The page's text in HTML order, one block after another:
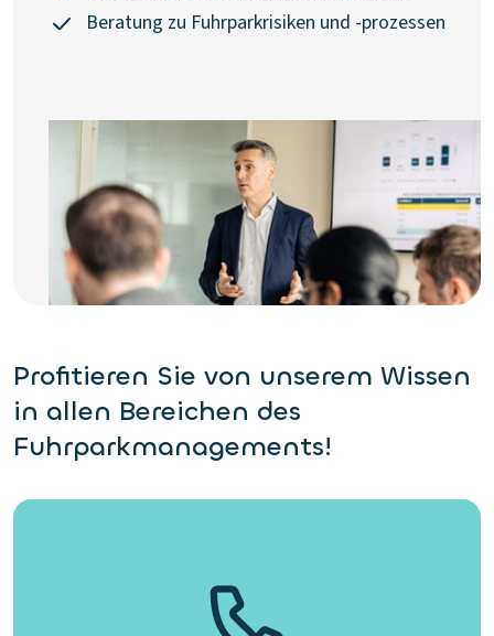
Beratung zu Fuhrparkrisiken und -prozessen
Profitieren Sie von unserem Wissen
in allen Bereichen des
Fuhrparkmanagements!